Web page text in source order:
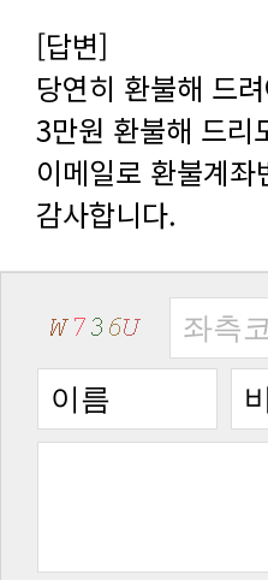
[답변]
당연히 환불해 드
3만원 환불해 드리
이메일로 환불계
감사합니다.